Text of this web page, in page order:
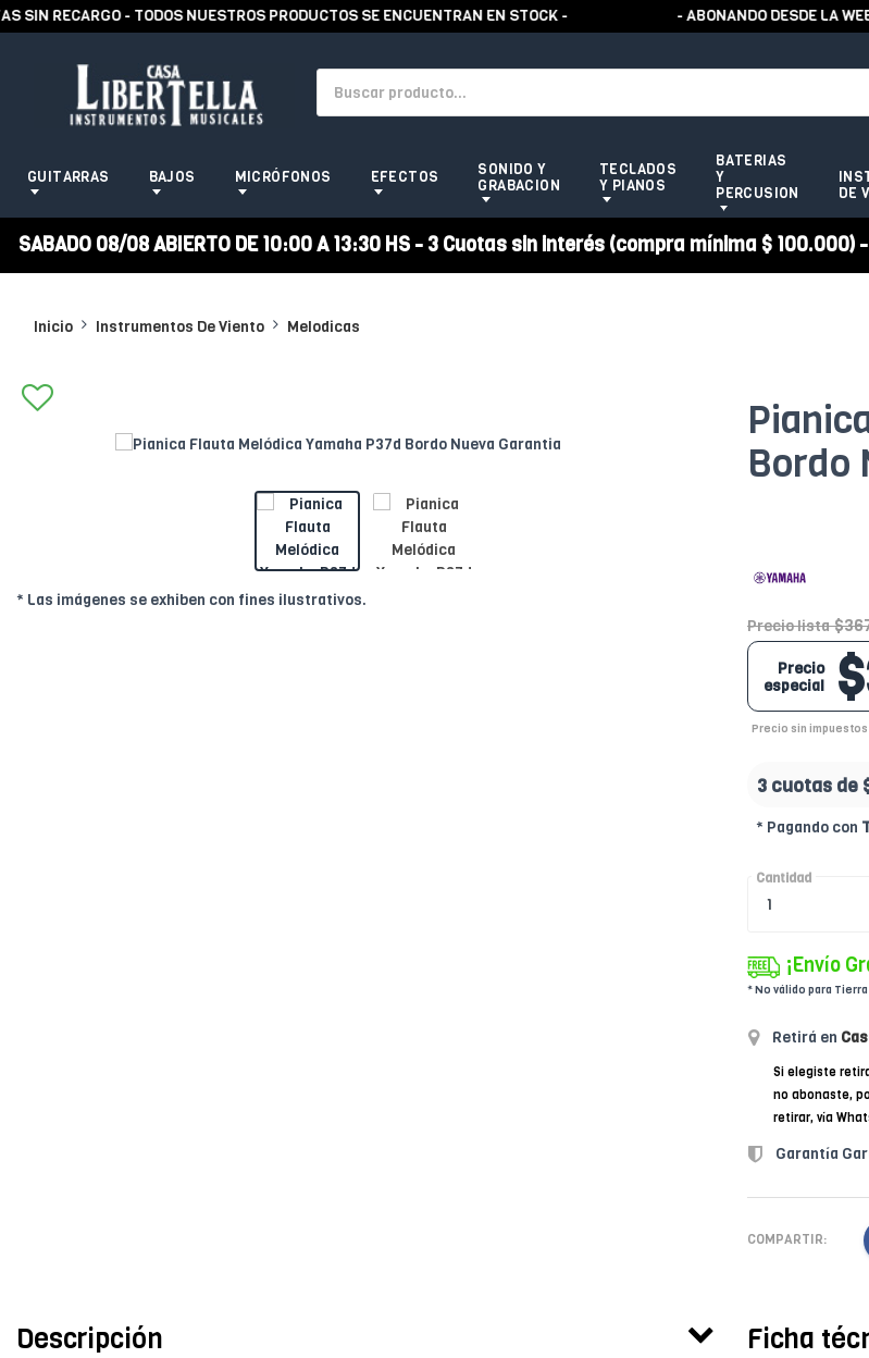
RECARGO - TODOS NUESTROS PRODUCTOS SE ENCUENTRAN EN STOCK - - ABONANDO DESDE LA WEB
GUITARRAS BAJOS MICRÓFONOS EFECTOS
SONIDO Y
GRABACION
TECLADOS
Y PIANOS
BATERIAS
Y
PERCUSION
DE
SABADO 08/08 ABIERTO DE 10:00 A 13:30 HS - 3 Cuotas sin interés (compra mínima $
Inicio Instrumentos De Viento Melodicas
* Las imágenes se exhiben con fines ilustrativos.
Bordo
Precio lista
Precio
especial
Precio sin
3 cuotas de
* Pagando con
Cantidad
¡Envío
* No válido para
Retirá en
Si elegiste
no abonaste,
retirar, vía
Garantía
COMPARTIR:
Descripción Ficha